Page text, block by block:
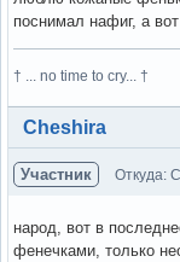
поснимал нафиг, а
† ... no time to cry... †
Вне форума
Cheshira
Участник Откуда:
народ, вот в
фенечками, только